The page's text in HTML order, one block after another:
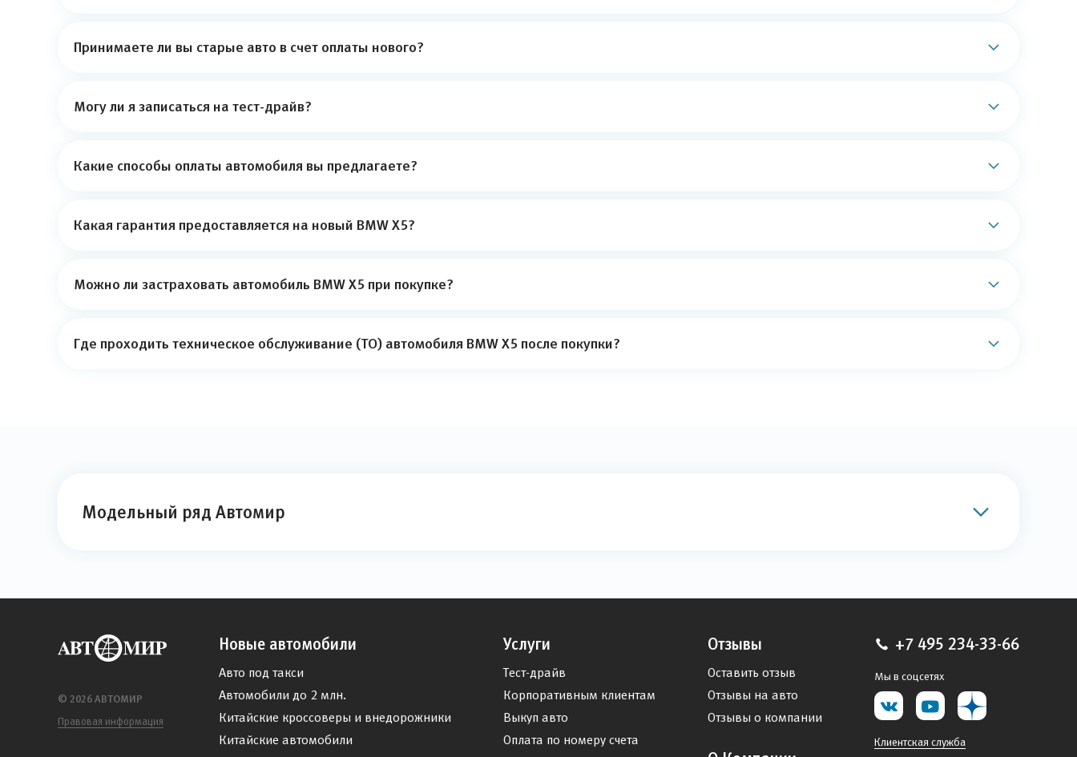
Принимаете ли вы старые авто в счет оплаты нового?
Могу ли я записаться на тест-драйв?
Какие способы оплаты автомобиля вы предлагаете?
Какая гарантия предоставляется на новый BMW X5?
Можно ли застраховать автомобиль BMW X5 при покупке?
Где проходить техническое обслуживание (ТО) автомобиля BMW X5 после покупки?
Модельный ряд Автомир
© 2026 АВТОМИР
Правовая информация
Новые автомобили
Авто под такси
Автомобили до 2 млн.
Китайские кроссоверы и внедорожники
Китайские автомобили
Услуги
Тест-драйв
Корпоративным клиентам
Выкуп авто
Оплата по номеру счета
Отзывы
Оставить отзыв
Отзывы на авто
Отзывы о компании
+7 495 234-33-66
Мы в соцсетях
Клиентская служба